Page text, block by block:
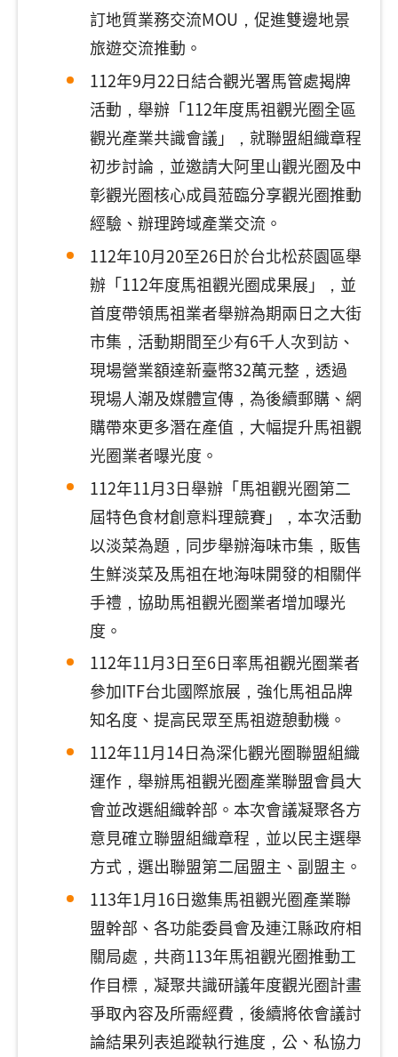
訂地質業務交流MOU，促進雙邊地景
旅遊交流推動。
112年9月22日結合觀光署馬管處揭牌
活動，舉辦「112年度馬祖觀光圈全區
觀光產業共識會議」，就聯盟組織章程
初步討論，並邀請大阿里山觀光圈及中
彰觀光圈核心成員蒞臨分享觀光圈推動
經驗、辦理跨域產業交流。
112年10月20至26日於台北松菸園區舉
辦「112年度馬祖觀光圈成果展」，並
首度帶領馬祖業者舉辦為期兩日之大街
市集，活動期間至少有6千人次到訪、
現場營業額達新臺幣32萬元整，透過
現場人潮及媒體宣傳，為後續郵購、網
購帶來更多潛在產值，大幅提升馬祖觀
光圈業者曝光度。
112年11月3日舉辦「馬祖觀光圈第二
屆特色食材創意料理競賽」，本次活動
以淡菜為題，同步舉辦海味市集，販售
生鮮淡菜及馬祖在地海味開發的相關伴
手禮，協助馬祖觀光圈業者增加曝光
度。
112年11月3日至6日率馬祖觀光圈業者
參加ITF台北國際旅展，強化馬祖品牌
知名度、提高民眾至馬祖遊憩動機。
112年11月14日為深化觀光圈聯盟組織
運作，舉辦馬祖觀光圈產業聯盟會員大
會並改選組織幹部。本次會議凝聚各方
意見確立聯盟組織章程，並以民主選舉
方式，選出聯盟第二屆盟主、副盟主。
113年1月16日邀集馬祖觀光圈產業聯
盟幹部、各功能委員會及連江縣政府相
關局處，共商113年馬祖觀光圈推動工
作目標，凝聚共識研議年度觀光圈計畫
爭取內容及所需經費，後續將依會議討
論結果列表追蹤執行進度，公、私協力